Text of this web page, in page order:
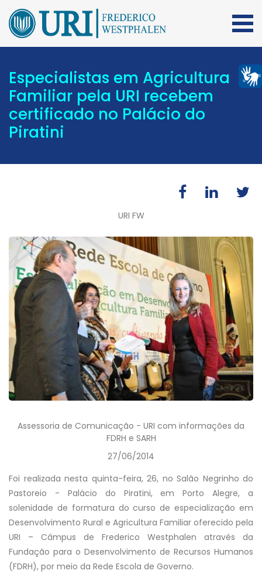
Especialistas em Agricultura
Familiar pela URI recebem
certificado no Palácio do
Piratini
URI FW
Assessoria de Comunicação - URI com informações da
FDRH e SARH
27/06/2014
Foi realizada nesta quinta-feira, 26, no Salão Negrinho do
Pastoreio - Palácio do Piratini, em Porto Alegre, a
solenidade de formatura do curso de especialização em
Desenvolvimento Rural e Agricultura Familiar oferecido pela
URI – Câmpus de Frederico Westphalen através da
Fundação para o Desenvolvimento de Recursos Humanos
(FDRH), por meio da Rede Escola de Governo.